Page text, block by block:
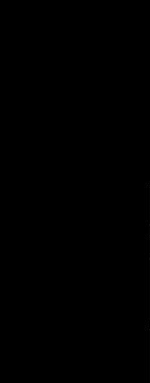
ambos
para
el lugarteniente
persona de
de la
cuentan con un